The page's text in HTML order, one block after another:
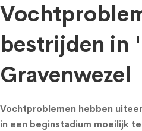
bestrijden in
Gravenwezel
Vochtproblemen hebben
in een beginstadium moeilijk